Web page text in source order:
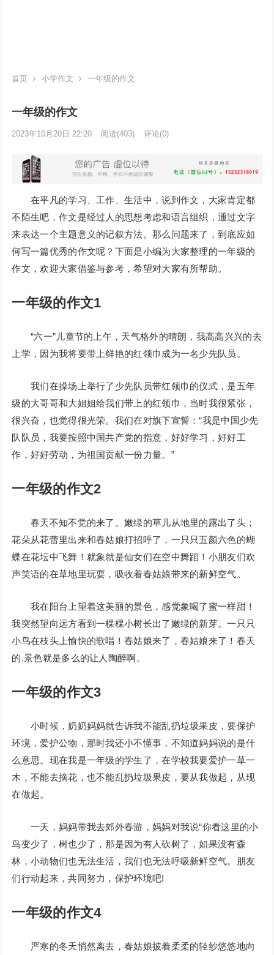
首页 小学作文 一年级的作文
一年级的作文
2023年10月20日 22:20 阅读(403) 评论(0)
在平凡的学习、工作、生活中，说到作文，大家肯定都
不陌生吧，作文是经过人的思想考虑和语言组织，通过文字
来表达一个主题意义的记叙方法。那么问题来了，到底应如
何写一篇优秀的作文呢？下面是小编为大家整理的一年级的
作文，欢迎大家借鉴与参考，希望对大家有所帮助。
一年级的作文1
“六一”儿童节的上午，天气格外的晴朗，我高高兴兴的去
上学，因为我将要带上鲜艳的红领巾成为一名少先队员。
我们在操场上举行了少先队员带红领巾的仪式，是五年
级的大哥哥和大姐姐给我们带上的红领巾，当时我很紧张，
很兴奋，也觉得很光荣。我们在对旗下宣誓：“我是中国少先
队队员，我要按照中国共产党的指意，好好学习，好好工
作，好好劳动，为祖国贡献一份力量。”
一年级的作文2
春天不知不觉的来了。嫩绿的草儿从地里的露出了头；
花朵从花蕾里出来和春姑娘打招呼了，一只只五颜六色的蝴
蝶在花坛中飞舞！就象就是仙女们在空中舞蹈！小朋友们欢
声笑语的在草地里玩耍，吸收着春姑娘带来的新鲜空气。
我在阳台上望着这美丽的景色，感觉象喝了蜜一样甜！
我突然望向远方看到一棵棵小树长出了嫩绿的新芽。一只只
小鸟在枝头上愉快的歌唱！春姑娘来了，春姑娘来了！春天
的.景色就是多么的让人陶醉啊。
一年级的作文3
小时候，奶奶妈妈就告诉我不能乱扔垃圾果皮，要保护
环境，爱护公物，那时我还小不懂事，不知道妈妈说的是什
么意思。现在我是一年级的学生了，在学校我要爱护一草一
木，不能去摘花，也不能乱扔垃圾果皮，要从我做起，从现
在做起。
一天，妈妈带我去郊外春游，妈妈对我说“你看这里的小
鸟变少了，树也少了，那是因为有人砍树了，如果没有森
林，小动物们也无法生活，我们也无法呼吸新鲜空气。朋友
们行动起来，共同努力，保护环境吧!
一年级的作文4
严寒的冬天悄然离去，春姑娘披着柔柔的轻纱悠悠地向